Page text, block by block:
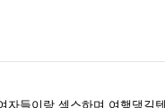
자들이랑 섹스하며 여행댕길